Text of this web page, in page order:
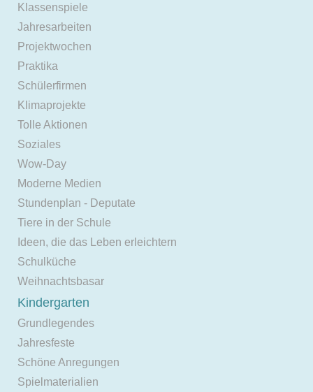
Klassenspiele
Jahresarbeiten
Projektwochen
Praktika
Schülerfirmen
Klimaprojekte
Tolle Aktionen
Soziales
Wow-Day
Moderne Medien
Stundenplan - Deputate
Tiere in der Schule
Ideen, die das Leben erleichtern
Schulküche
Weihnachtsbasar
Kindergarten
Grundlegendes
Jahresfeste
Schöne Anregungen
Spielmaterialien